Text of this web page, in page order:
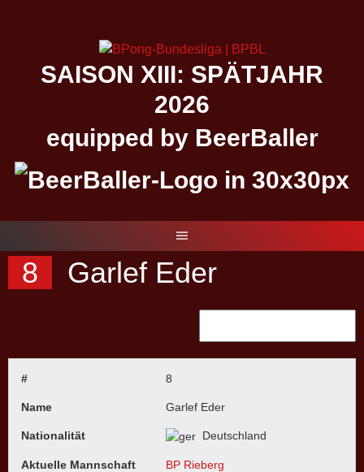
SAISON XIII: SPÄTJAHR
2026
equipped by BeerBaller
8 Garlef Eder
# 8
Name Garlef Eder
Nationalität Deutschland
Aktuelle Mannschaft BP Rieberg